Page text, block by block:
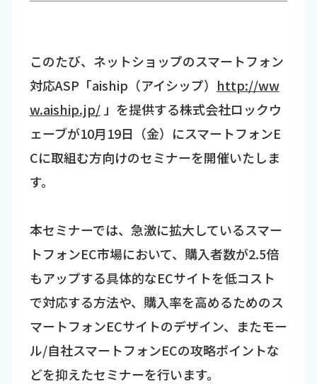
このたび、ネットショップのスマートフォン
対応ASP「aiship（アイシップ） http://ww
w.aiship.jp/」を提供する株式会社ロックウ
ェーブが10月19日（金）にスマートフォンE
Cに取組む方向けのセミナーを開催いたしま
す。
本セミナーでは、急激に拡大しているスマー
トフォンEC市場において、購入者数が2.5倍
もアップする具体的なECサイトを低コスト
で対応する方法や、購入率を高めるためのス
マートフォンECサイトのデザイン、またモー
ル/自社スマートフォンECの攻略ポイントな
どを抑えたセミナーを行います。